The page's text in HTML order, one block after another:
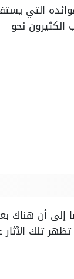
التي
نحو
إلى أن هناك
تلك